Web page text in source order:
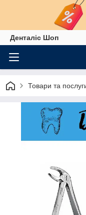
Денталіс Шоп
Товари та